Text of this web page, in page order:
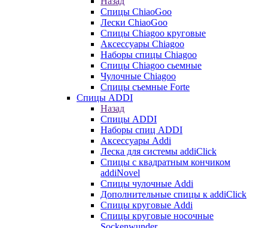
Спицы ChiaoGoo
Лески ChiaoGoo
Cпицы Сhiagoo круговые
Аксессуары Chiagoo
Наборы спицы Chiagoo
Спицы Chiagoo сьемные
Чулочные Chiagoo
Спицы съемные Forte
Спицы ADDI
Назад
Спицы ADDI
Наборы спиц ADDI
Аксессуары Addi
Леска для системы addiClick
Спицы с квадратным кончиком
addiNovel
Спицы чулочные Addi
Дополнительные спицы к addiClick
Спицы круговые Addi
Спицы круговые носочные